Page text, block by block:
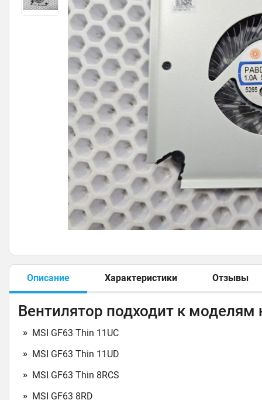
Описание Характеристики Отзывы
Вентилятор подходит к моделям
MSI GF63 Thin 11UC
MSI GF63 Thin 11UD
MSI GF63 Thin 8RCS
MSI GF63 8RD